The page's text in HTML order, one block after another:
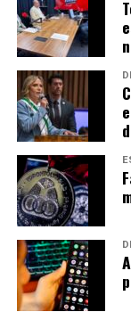
manifestações
O
Produção
Caminhos da
viagem pelo país
histórias, com
complexa de
No ar há mais de
Reportagemé
premiadas não
brasileira. Para
investigam